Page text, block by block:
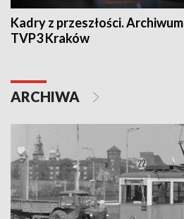
Kadry z przeszłości. Archiwum
TVP3 Kraków
ARCHIWA